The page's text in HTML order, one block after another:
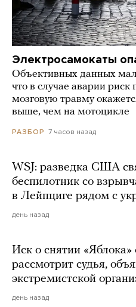
Электросамокаты
Объективных данных
что в случае аварии риск
мозговую травму
выше, чем на мотоцикле
РАЗБОР 7 часов назад
WSJ: разведка США
беспилотник со
в Лейпциге рядом с
день назад
Иск о снятии
рассмотрит судья,
экстремистской
день назад